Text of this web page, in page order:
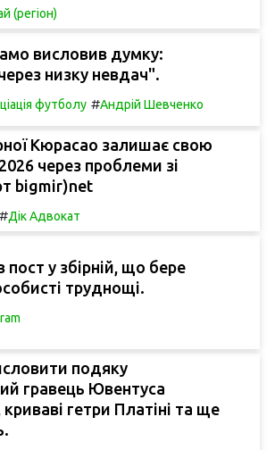
(регіон)
висловив думку:
низку невдач".
футболу #Андрій Шевченко
Кюрасао залишає свою
через проблеми зі
bigmir)net
#Дік Адвокат
у збірній, що бере
труднощі.
подяку
гравець Ювентуса
гетри Платіні та ще